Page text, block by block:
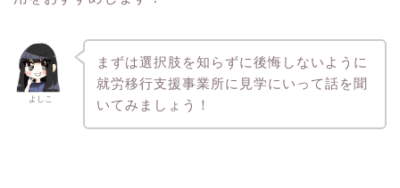
よしこ
まずは選択肢を知らずに後悔しないように
就労移行支援事業所に見学にいって話を聞
いてみましょう！